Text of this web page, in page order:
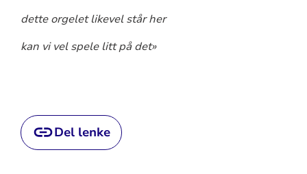
dette orgelet likevel står her
kan vi vel spele litt på det»
Del lenke